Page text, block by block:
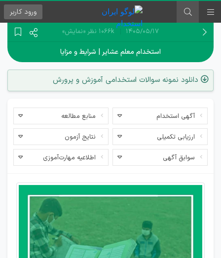
ورود کاربر
۱۴۰۵/۰۵/۱۷ 1066k نظر «نمایش»
استخدام معلم عشایر | شرایط و مزایا
دانلود نمونه سوالات استخدامی آموزش و پرورش
آگهی استخدام منابع مطالعه
ارزیابی تکمیلی نتایج آزمون
سوابق آگهی اطلاعیه مهارت‌آموزی
شرایط